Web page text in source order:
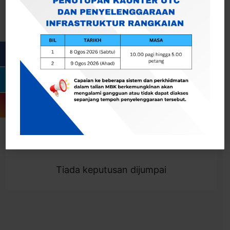
Togol Penapis
Showing 0 result
Tiada keputusan dijumpai